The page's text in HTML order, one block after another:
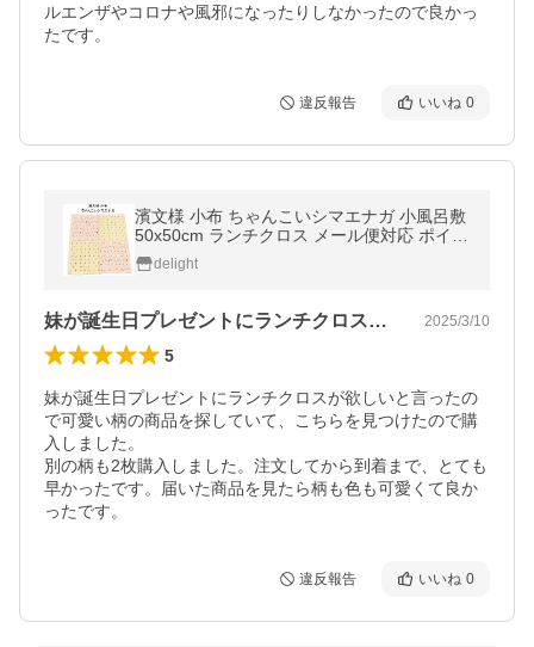
ルエンザやコロナや風邪になったりしなかったので良かっ
たです。
違反報告 いいね 0
濱文様 小布 ちゃんこいシマエナガ 小風呂敷
50x50cm ランチクロス メール便対応 ポイン
ト消化
delight
妹が誕生日プレゼントにランチクロスが欲… 2025/3/10
5
妹が誕生日プレゼントにランチクロスが欲しいと言ったの
で可愛い柄の商品を探していて、こちらを見つけたので購
入しました。
別の柄も2枚購入しました。注文してから到着まで、とても
早かったです。届いた商品を見たら柄も色も可愛くて良か
ったです。
違反報告 いいね 0